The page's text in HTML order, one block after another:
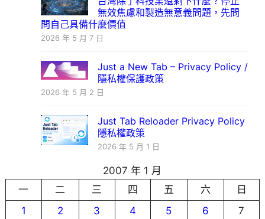
無效焦慮和製造無意義問題，先問
問自己具備什麼價值
2026 年 5 月 7 日
Just a New Tab – Privacy Policy /
隱私權保護政策
2026 年 5 月 2 日
Just Tab Reloader Privacy Policy
隱私權政策
2026 年 5 月 1 日
2007 年 1 月
一
二 三 四 五 六
日
1
2 3 4 5 6
7